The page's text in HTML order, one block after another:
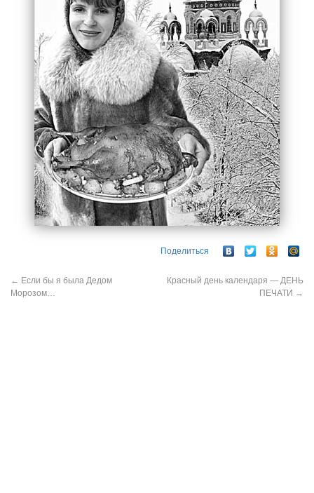
Поделиться
← Если бы я была Дедом
Морозом…
Красный день календаря — ДЕНЬ
ПЕЧАТИ →